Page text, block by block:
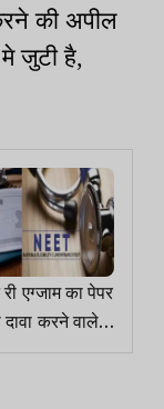
की अपील
जुटी है,
एग्जाम का पेपर
करने वाले
बताया